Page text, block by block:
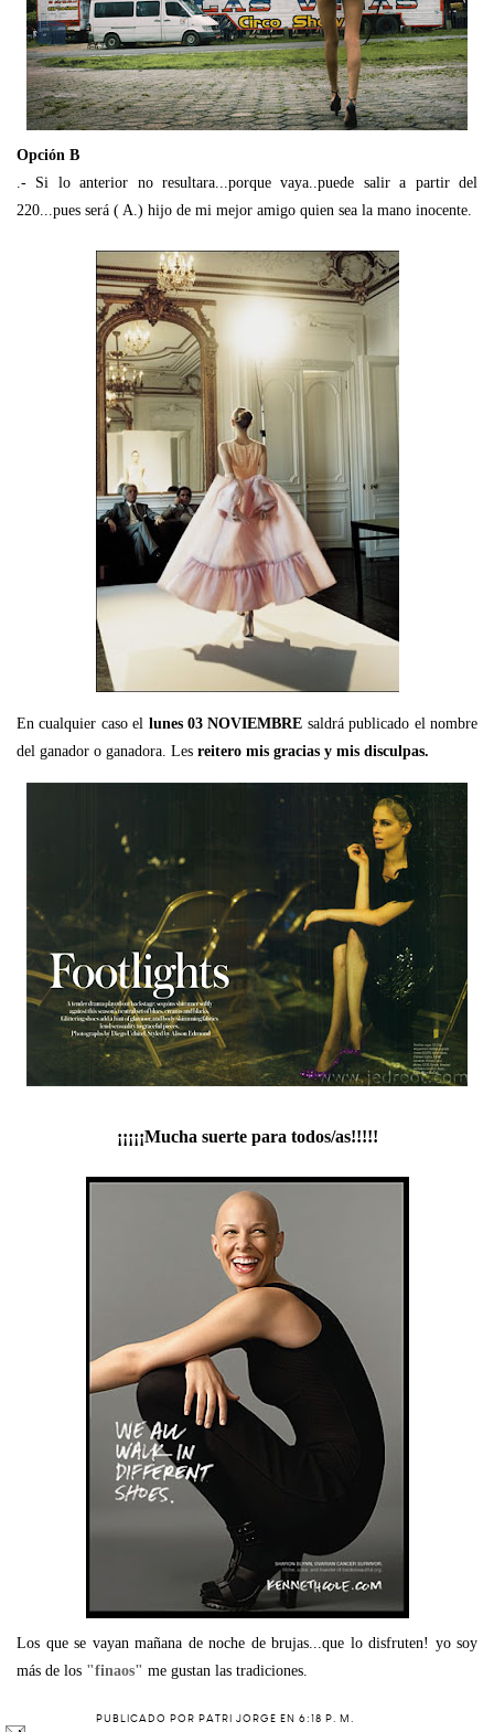
Opción B
.- Si lo anterior no resultara...porque vaya..puede salir a partir del
220...pues será ( A.) hijo de mi mejor amigo quien sea la mano inocente.
En cualquier caso el lunes 03 NOVIEMBRE saldrá publicado el nombre
del ganador o ganadora. Les reitero mis gracias y mis disculpas.
¡¡¡¡¡Mucha suerte para todos/as!!!!!
Los que se vayan mañana de noche de brujas...que lo disfruten! yo soy
más de los "finaos" me gustan las tradiciones.
PUBLICADO POR PATRI JORGE EN 6:18 P. M.